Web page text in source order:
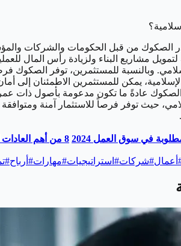
الصكوك من قبل الحكومات والشركات
مشاريع البناء ولزيادة رأس المال
وبالنسبة للمستثمرين، توفر الصكوك
يمكن للمستثمرين الاطمئنان إلى
عادةً ما تكون مدعومة بأصول ذات عمر
حيث توفر فرصاً للاستثمار آمنة
في سوق العمل 2024
8 من أهم العادات اليومية للناجحين في العمل
أعمال#شركات# استراتيجيات#مهارات# أرباح#